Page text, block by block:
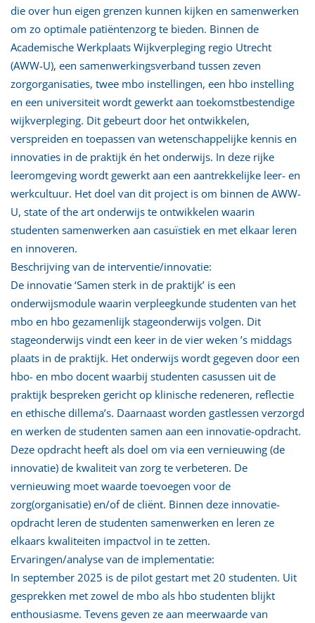
die over hun eigen grenzen kunnen kijken en samenwerken
om zo optimale patiëntenzorg te bieden. Binnen de
Academische Werkplaats Wijkverpleging regio Utrecht
(AWW-U), een samenwerkingsverband tussen zeven
zorgorganisaties, twee mbo instellingen, een hbo instelling
en een universiteit wordt gewerkt aan toekomstbestendige
wijkverpleging. Dit gebeurt door het ontwikkelen,
verspreiden en toepassen van wetenschappelijke kennis en
innovaties in de praktijk én het onderwijs. In deze rijke
leeromgeving wordt gewerkt aan een aantrekkelijke leer- en
werkcultuur. Het doel van dit project is om binnen de AWW-
U, state of the art onderwijs te ontwikkelen waarin
studenten samenwerken aan casuïstiek en met elkaar leren
en innoveren.
Beschrijving van de interventie/innovatie:
De innovatie ‘Samen sterk in de praktijk’ is een
onderwijsmodule waarin verpleegkunde studenten van het
mbo en hbo gezamenlijk stageonderwijs volgen. Dit
stageonderwijs vindt een keer in de vier weken ’s middags
plaats in de praktijk. Het onderwijs wordt gegeven door een
hbo- en mbo docent waarbij studenten casussen uit de
praktijk bespreken gericht op klinische redeneren, reflectie
en ethische dillema’s. Daarnaast worden gastlessen verzorgd
en werken de studenten samen aan een innovatie-opdracht.
Deze opdracht heeft als doel om via een vernieuwing (de
innovatie) de kwaliteit van zorg te verbeteren. De
vernieuwing moet waarde toevoegen voor de
zorg(organisatie) en/of de cliënt. Binnen deze innovatie-
opdracht leren de studenten samenwerken en leren ze
elkaars kwaliteiten impactvol in te zetten.
Ervaringen/analyse van de implementatie:
In september 2025 is de pilot gestart met 20 studenten. Uit
gesprekken met zowel de mbo als hbo studenten blijkt
enthousiasme. Tevens geven ze aan meerwaarde van